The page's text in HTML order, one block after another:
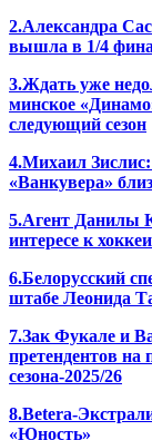
2.Александра
вышла в 1/4
3.Ждать уже
минское
следующий сезон
4.Михаил
«Ванкувера»
5.Агент Данилы
интересе к
6.Белорусский
штабе Леонида
7.Зак Фукале и
претендентов
сезона-2025/26
8.Вetera-
«Юность»